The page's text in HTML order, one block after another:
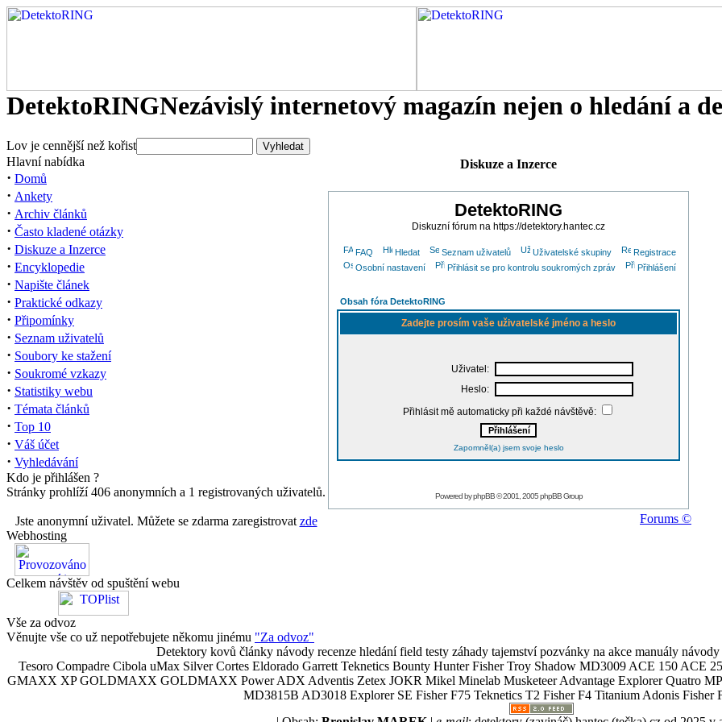
DetektoRINGNezávislý internetový magazín nejen o hledání a
Lov je cennější než kořist
Hlavní nabídka
· Domů
· Ankety
· Archiv článků
· Často kladené otázky
· Diskuze a Inzerce
· Encyklopedie
· Napište článek
· Praktické odkazy
· Připomínky
· Seznam uživatelů
· Soubory ke stažení
· Soukromé vzkazy
· Statistiky webu
· Témata článků
· Top 10
· Váš účet
· Vyhledávání
Kdo je přihlášen ?
Stránky prohlíží 406 anonymních a 1 registrovaných uživatelů.
Jste anonymní uživatel. Můžete se zdarma zaregistrovat zde
Webhosting
Celkem návštěv od spuštění webu
Vše za odvoz
Věnujte vše co už nepotřebujete někomu jinému "Za odvoz"
Diskuze a Inzerce
DetektoRING
Diskuzní fórum na https://detektory.hantec.cz
FAQ Hledat Seznam uživatelů Uživatelské skupiny
Registrace
Osobní nastavení
Přihlásit se pro kontrolu soukromých zpráv Přihlášení
Obsah fóra DetektoRING
Zadejte prosím vaše uživatelské jméno a heslo
Uživatel:
Heslo:
Přihlásit mě automaticky při každé návštěvě:
Zapomněl(a) jsem svoje heslo
Powered byphpBB© 2001, 2005 phpBB Group
Forums ©
Detektory kovů články návody recenze hledání field testy záhady tajemství pozvánky na akce manuály
Tesoro Compadre Cibola uMax Silver Cortes Eldorado Garrett Teknetics Bounty Hunter Fisher Troy Shadow MD3009 ACE 150 ACE
GMAXX XP GOLDMAXX GOLDMAXX Power ADX Adventis Zetex JOKR Mikel Minelab Musketeer Advantage Explorer Quatro
MD3815B AD3018 Explorer SE Fisher F75 Teknetics T2 Fisher F4 Titanium Adonis Fisher